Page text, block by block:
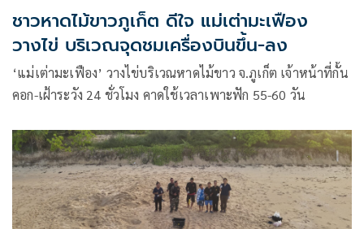
ชาวหาดไม้ขาวภูเก็ต ดีใจ แม่เต่ามะเฟือง
วางไข่ บริเวณจุดชมเครื่องบินขึ้น-ลง
‘แม่เต่ามะเฟือง’ วางไข่บริเวณ​หาดไม้ขาว จ.ภูเก็ต​ เจ้าหน้าที่กั้น
คอก-เฝ้าระวัง 24 ชั่วโมง คาดใช้เวลาเพาะฟัก 55-60 วัน